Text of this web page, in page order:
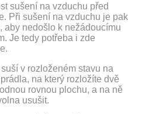
sušení na vzduchu před
Při sušení na vzduchu je pak
aby nedošlo k nežádoucímu
Je tedy potřeba i zde
v rozloženém stavu na
na který rozložíte dvě
rovnou plochu, a na ně
usušit.